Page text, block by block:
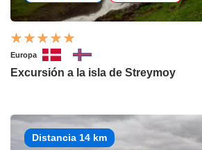
Europa
Excursión a la isla de Streymoy
Distancia 14 km